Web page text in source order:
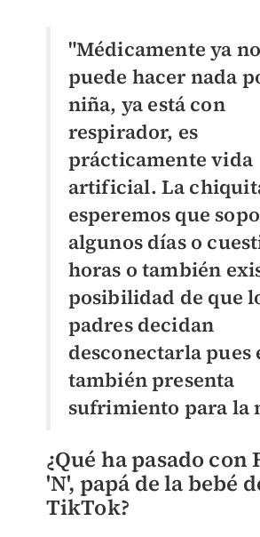
"Médicamente ya
puede hacer nada
niña, ya está con
respirador, es
prácticamente vida
artificial. La
esperemos que
algunos días o
horas o también
posibilidad de que
padres decidan
desconectarla pues
también presenta
sufrimiento para la
¿Qué ha pasado con
'N', papá de la bebé
TikTok?